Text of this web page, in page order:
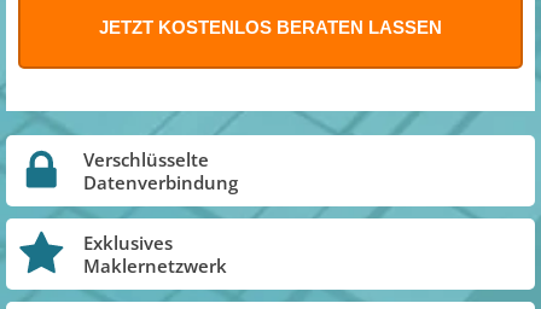
Verschlüsselte
Datenverbindung
Exklusives
Maklernetzwerk